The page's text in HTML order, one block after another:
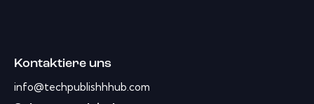
Kontaktiere uns
info@techpublishhhub.com